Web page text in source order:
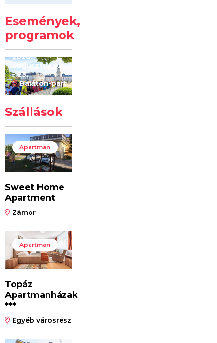
Események,
programok
Kilóméterek
2026
2026.
augusztus 22
– 23.
Balaton-part
Szállások
Apartman
Sweet Home
Apartment
Zámor
Apartman
Topáz
Apartmanházak
***
Egyéb városrész